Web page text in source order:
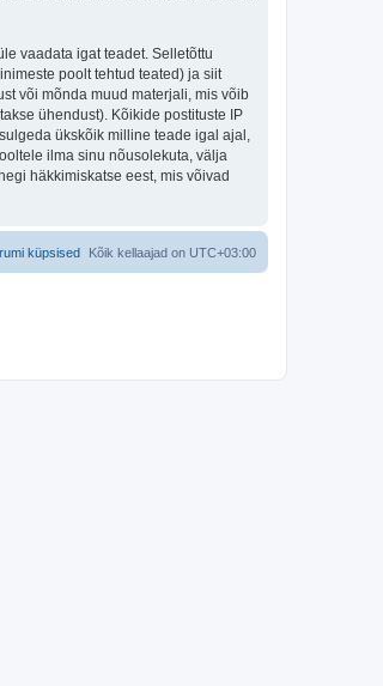
vaadata igat teadet. Selletõttu
poolt tehtud teated) ja siit
või mõnda muud materjali, mis võib
ühendust). Kõikide postituste IP
ükskõik milline teade igal ajal,
ilma sinu nõusolekuta, välja
häkkimiskatse eest, mis võivad
Kõik kellaajad on UTC+03:00
küpsised